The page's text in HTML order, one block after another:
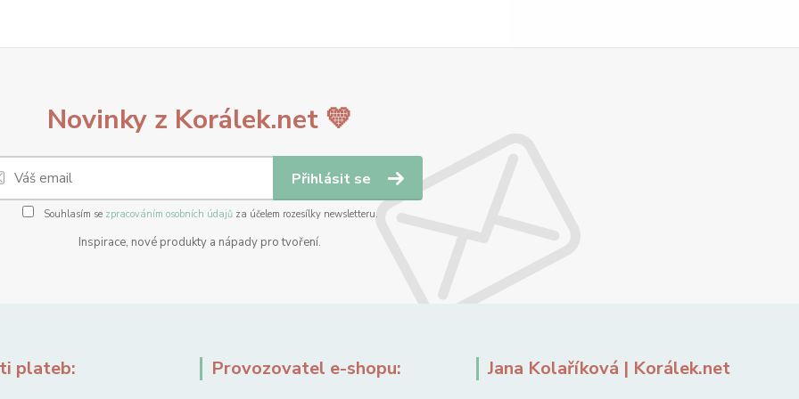
Novinky z Korálek.net 💛
Přihlásit se
Souhlasím se zpracováním osobních údajůza účelem rozesílky newsletteru.
Inspirace, nové produkty a nápady pro tvoření.
plateb: Provozovatel e-shopu: Jana Kolaříková | Korálek.net